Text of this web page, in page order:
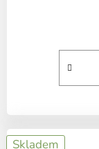
Skladem